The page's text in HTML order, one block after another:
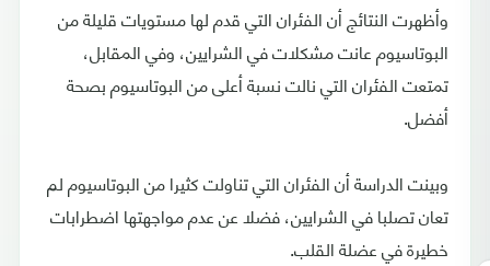
وأظهرت النتائج أن الفئران التي قدم لها مستويات قليلة من
البوتاسيوم عانت مشكلات في الشرايين، وفي المقابل،
تمتعت الفئران التي نالت نسبة أعلى من البوتاسيوم بصحة
أفضل.
وبينت الدراسة أن الفئران التي تناولت كثيرا من البوتاسيوم لم
تعان تصلبا في الشرايين، فضلا عن عدم مواجهتها اضطرابات
خطيرة في عضلة القلب.